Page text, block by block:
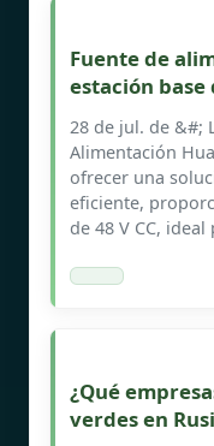
Fuente de
estación base
28 de jul. de &#;
Alimentación
ofrecer una
eficiente,
de 48 V CC,
¿Qué
verdes en